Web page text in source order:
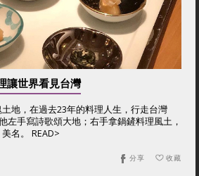
讓世界看見台灣
地，在過去23年的料理人生，行走台灣
左手寫詩歌頌大地；右手拿鍋鏟料理風土，
名。 READ>
收藏
分享